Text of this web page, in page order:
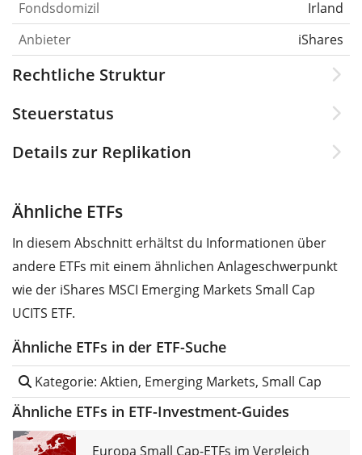
Fondsdomizil
Irland
Anbieter
iShares
Rechtliche Struktur
Steuerstatus
Details zur Replikation
Ähnliche ETFs
In diesem Abschnitt erhältst du Informationen über
andere ETFs mit einem ähnlichen Anlageschwerpunkt
wie der iShares MSCI Emerging Markets Small Cap
UCITS ETF.
Ähnliche ETFs in der ETF-Suche
Kategorie: Aktien, Emerging Markets, Small Cap
Ähnliche ETFs in ETF-Investment-Guides
Europa Small Cap-ETFs im Vergleich